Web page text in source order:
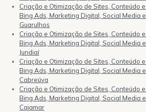
Criação e Otimização de Sites, Conteúdo
Bing Ads, Marketing Digital, Social Media
Guarulhos
Criação e Otimização de Sites, Conteúdo
Bing Ads, Marketing Digital, Social Media
Jundiaí
Criação e Otimização de Sites, Conteúdo
Bing Ads, Marketing Digital, Social Media
Cabreúva
Criação e Otimização de Sites, Conteúdo
Bing Ads, Marketing Digital, Social Media
Cajamar